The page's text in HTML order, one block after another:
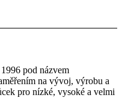
pod názvem
na vývoj, výrobu a
pro nízké, vysoké a velmi